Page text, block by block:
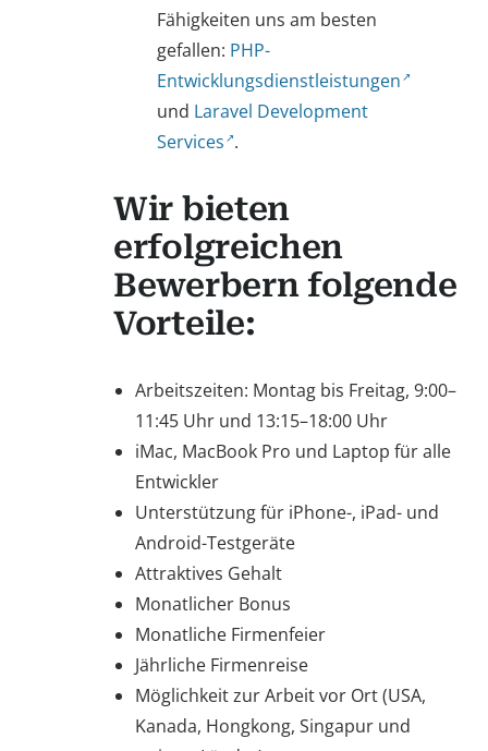
Fähigkeiten uns am besten
gefallen: PHP-
Entwicklungsdienstleistungen
und Laravel Development
Services .
Wir bieten
erfolgreichen
Bewerbern folgende
Vorteile:
Arbeitszeiten: Montag bis Freitag, 9:00–
11:45 Uhr und 13:15–18:00 Uhr
iMac, MacBook Pro und Laptop für alle
Entwickler
Unterstützung für iPhone-, iPad- und
Android-Testgeräte
Attraktives Gehalt
Monatlicher Bonus
Monatliche Firmenfeier
Jährliche Firmenreise
Möglichkeit zur Arbeit vor Ort (USA,
Kanada, Hongkong, Singapur und